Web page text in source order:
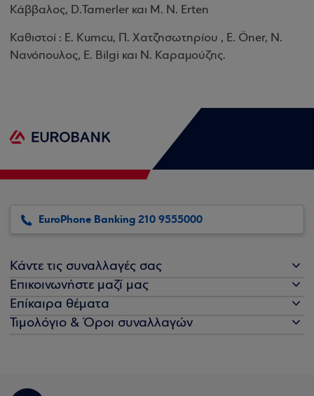
Κάββαλος, D.Tamerler και M. N. Erten
Καθιστοί : E. Kumcu, Π. Χατζησωτηρίου , E. Öner, Ν.
Νανόπουλος, E. Bilgi και Ν. Καραμούζης.
EuroPhone Banking 210 9555000
Κάντε τις συναλλαγές σας
Επικοινωνήστε μαζί μας
Επίκαιρα θέματα
Τιμολόγιο & Όροι συναλλαγών